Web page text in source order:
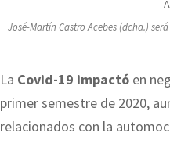
José-Martín Castro Acebes (dcha.)
La Covid-19 impactó en
primer semestre de 2020,
relacionados con la